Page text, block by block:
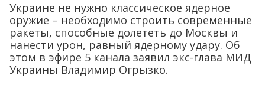
Украине не нужно классическое ядерное
оружие – необходимо строить современные
ракеты, способные долететь до Москвы и
нанести урон, равный ядерному удару. Об
этом в эфире 5 канала заявил экс-глава МИД
Украины Владимир Огрызко.